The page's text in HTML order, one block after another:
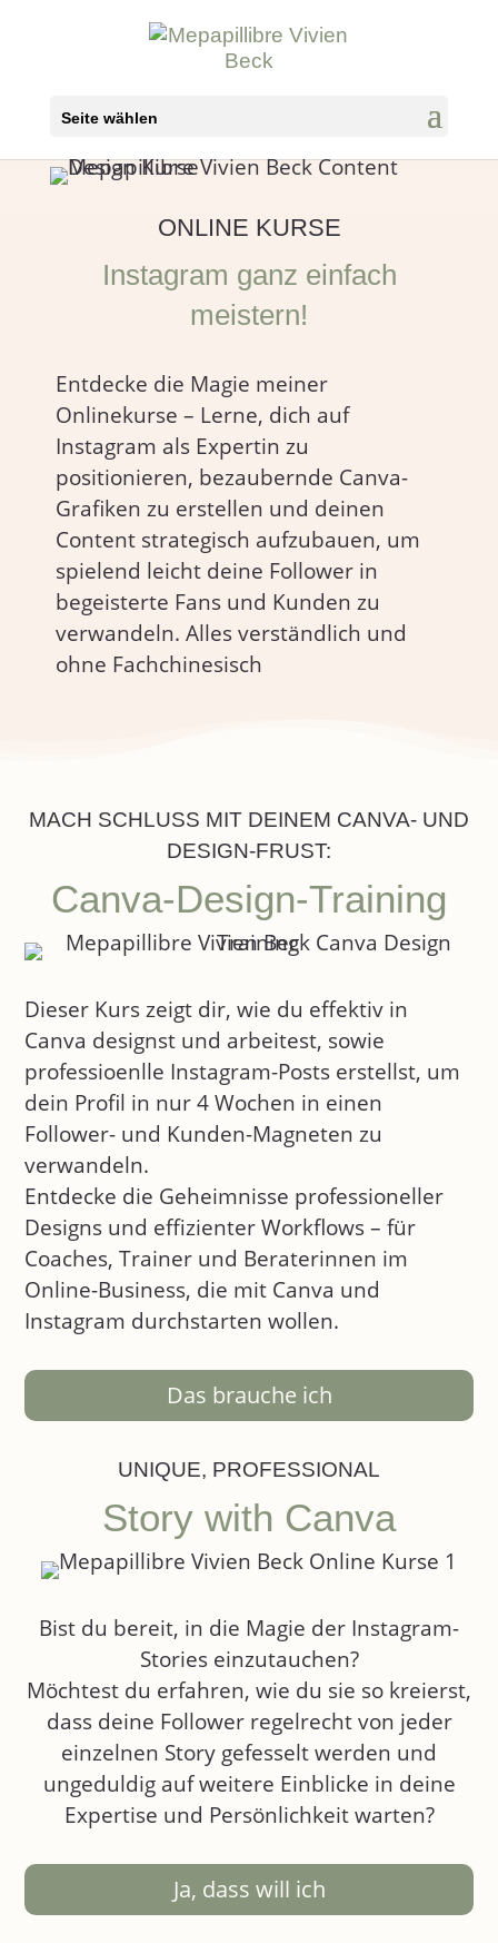
Seite wählen
ONLINE KURSE
Instagram ganz einfach
meistern!
Entdecke die Magie meiner
Onlinekurse – Lerne, dich auf
Instagram als Expertin zu
positionieren, bezaubernde Canva-
Grafiken zu erstellen und deinen
Content strategisch aufzubauen, um
spielend leicht deine Follower in
begeisterte Fans und Kunden zu
verwandeln. Alles verständlich und
ohne Fachchinesisch
MACH SCHLUSS MIT DEINEM CANVA- UND
DESIGN-FRUST:
Canva-Design-Training
Dieser Kurs zeigt dir, wie du effektiv in
Canva designst und arbeitest, sowie
professioenlle Instagram-Posts erstellst, um
dein Profil in nur 4 Wochen in einen
Follower- und Kunden-Magneten zu
verwandeln.
Entdecke die Geheimnisse professioneller
Designs und effizienter Workflows – für
Coaches, Trainer und Beraterinnen im
Online-Business, die mit Canva und
Instagram durchstarten wollen.
Das brauche ich
UNIQUE, PROFESSIONAL
Story with Canva
Bist du bereit, in die Magie der Instagram-
Stories einzutauchen?
Möchtest du erfahren, wie du sie so kreierst,
dass deine Follower regelrecht von jeder
einzelnen Story gefesselt werden und
ungeduldig auf weitere Einblicke in deine
Expertise und Persönlichkeit warten?
Ja, dass will ich